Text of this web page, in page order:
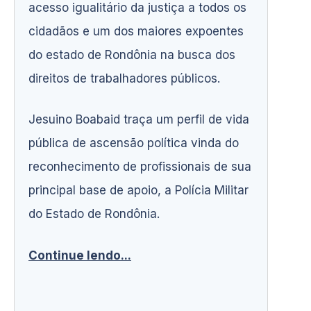
acesso igualitário da justiça a todos os
cidadãos e um dos maiores expoentes
do estado de Rondônia na busca dos
direitos de trabalhadores públicos.
Jesuino Boabaid traça um perfil de vida
pública de ascensão política vinda do
reconhecimento de profissionais de sua
principal base de apoio, a Polícia Militar
do Estado de Rondônia.
Continue lendo...